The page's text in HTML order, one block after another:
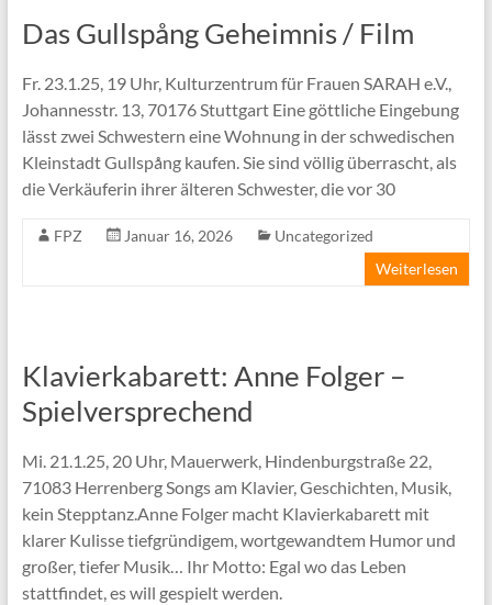
Das Gullspång Geheimnis / Film
Fr. 23.1.25, 19 Uhr, Kulturzentrum für Frauen SARAH e.V.,
Johannesstr. 13, 70176 Stuttgart Eine göttliche Eingebung
lässt zwei Schwestern eine Wohnung in der schwedischen
Kleinstadt Gullspång kaufen. Sie sind völlig überrascht, als
die Verkäuferin ihrer älteren Schwester, die vor 30
FPZ Januar 16, 2026
Uncategorized
Weiterlesen
Klavierkabarett: Anne Folger –
Spielversprechend
Mi. 21.1.25, 20 Uhr, Mauerwerk, Hindenburgstraße 22,
71083 Herrenberg Songs am Klavier, Geschichten, Musik,
kein Stepptanz.Anne Folger macht Klavierkabarett mit
klarer Kulisse tiefgründigem, wortgewandtem Humor und
großer, tiefer Musik… Ihr Motto: Egal wo das Leben
stattfindet, es will gespielt werden.